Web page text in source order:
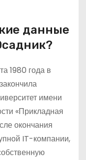
данные
1980 года в
имени
«Прикладная
окончания
IT-компании,